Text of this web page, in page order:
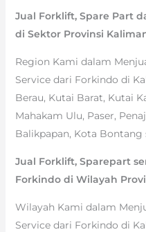
Jual Forklift, Spare Part
di Sektor Provinsi
Region Kami dalam
Service dari Forkindo di
Berau, Kutai Barat, Kutai
Mahakam Ulu, Paser,
Balikpapan, Kota Bontang
Jual Forklift, Sparepart
Forkindo di Wilayah
Wilayah Kami dalam
Service dari Forkindo di